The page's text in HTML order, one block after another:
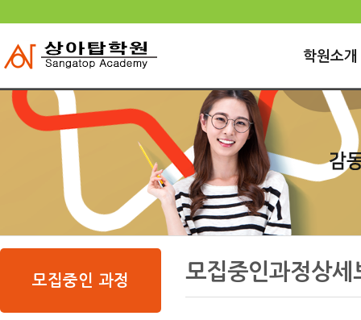
위
메
학원소개
모집중인 과정 모집중인과정상세